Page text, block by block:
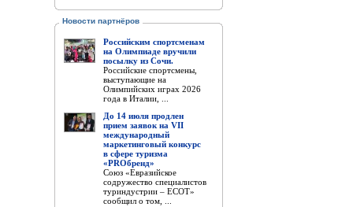
Новости партнёров
Российским спортсменам
на Олимпиаде вручили
посылку из Сочи.
Российские спортсмены,
выступающие на
Олимпийских играх 2026
года в Италии, ...
До 14 июля продлен
прием заявок на VII
международный
маркетинговый конкурс
в сфере туризма
«PROбренд»
Союз «Евразийское
содружество специалистов
туриндустрии – ЕСОТ»
сообщил о том, ...